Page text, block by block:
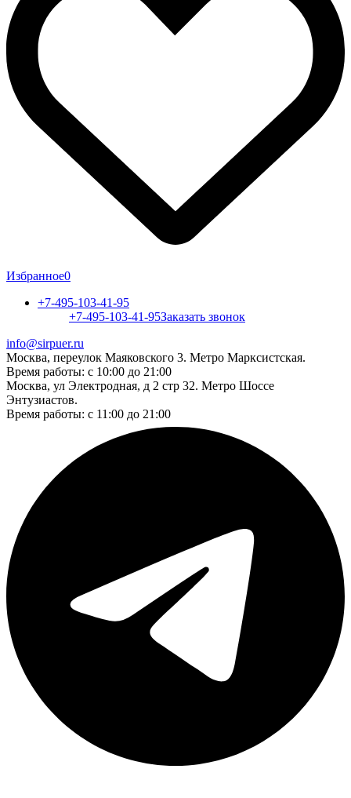
Избранное0
+7-495-103-41-95
+7-495-103-41-95Заказать звонок
info@sirpuer.ru
Москва, переулок Маяковского 3. Метро Марксистская.
Время работы: с 10:00 до 21:00
Москва, ул Электродная, д 2 стр 32. Метро Шоссе
Энтузиастов.
Время работы: с 11:00 до 21:00